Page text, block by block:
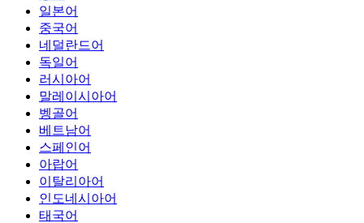
일본어
중국어
네덜란드어
독일어
러시아어
말레이시아어
벵골어
베트남어
스페인어
아랍어
이탈리아어
인도네시아어
태국어